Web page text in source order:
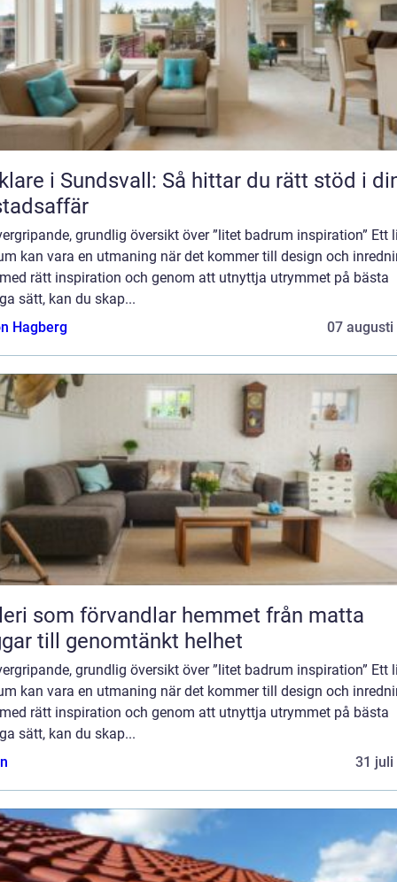
i Sundsvall: Så hittar du rätt stöd i
grundlig översikt över ”litet badrum inspiration” Ett
kan vara en utmaning när det kommer till design och
rätt inspiration och genom att utnyttja utrymmet på bästa
sätt, kan du skap...
Hagberg
07 augusti
som förvandlar hemmet från matta
till genomtänkt helhet
grundlig översikt över ”litet badrum inspiration” Ett
kan vara en utmaning när det kommer till design och
rätt inspiration och genom att utnyttja utrymmet på bästa
sätt, kan du skap...
31 juli